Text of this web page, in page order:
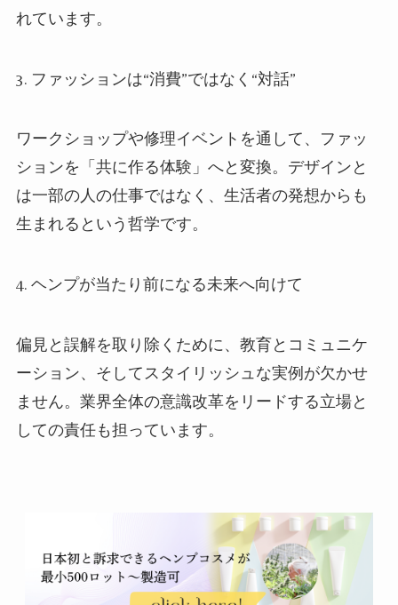
れています。
3. ファッションは“消費”ではなく“対話”
ワークショップや修理イベントを通して、ファッ
ションを「共に作る体験」へと変換。デザインと
は一部の人の仕事ではなく、生活者の発想からも
生まれるという哲学です。
4. ヘンプが当たり前になる未来へ向けて
偏見と誤解を取り除くために、教育とコミュニケ
ーション、そしてスタイリッシュな実例が欠かせ
ません。業界全体の意識改革をリードする立場と
しての責任も担っています。